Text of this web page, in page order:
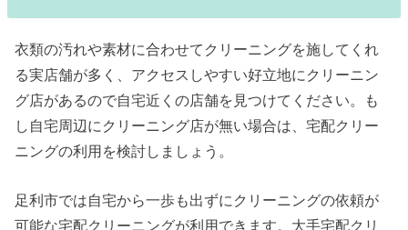
衣類の汚れや素材に合わせてクリーニングを施してくれ
る実店舗が多く、アクセスしやすい好立地にクリーニン
グ店があるので自宅近くの店舗を見つけてください。も
し自宅周辺にクリーニング店が無い場合は、宅配クリー
ニングの利用を検討しましょう。
足利市では自宅から一歩も出ずにクリーニングの依頼が
可能な宅配クリーニングが利用できます。大手宅配クリ